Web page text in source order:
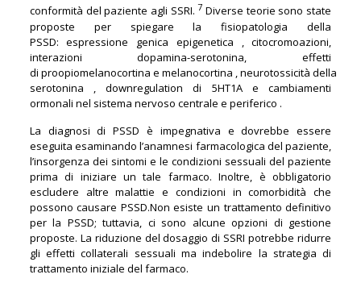
conformità del paziente agli SSRI. 7 Diverse teorie sono state
proposte per spiegare la fisiopatologia della
PSSD: espressione genica epigenetica , citocromoazioni,
interazioni dopamina-serotonina, effetti
di proopiomelanocortina e melanocortina , neurotossicità della
serotonina , downregulation di 5HT1A e cambiamenti
ormonali nel sistema nervoso centrale e periferico .
La diagnosi di PSSD è impegnativa e dovrebbe essere
eseguita esaminando l’anamnesi farmacologica del paziente,
l’insorgenza dei sintomi e le condizioni sessuali del paziente
prima di iniziare un tale farmaco. Inoltre, è obbligatorio
escludere altre malattie e condizioni in comorbidità che
possono causare PSSD.Non esiste un trattamento definitivo
per la PSSD; tuttavia, ci sono alcune opzioni di gestione
proposte. La riduzione del dosaggio di SSRI potrebbe ridurre
gli effetti collaterali sessuali ma indebolire la strategia di
trattamento iniziale del farmaco.